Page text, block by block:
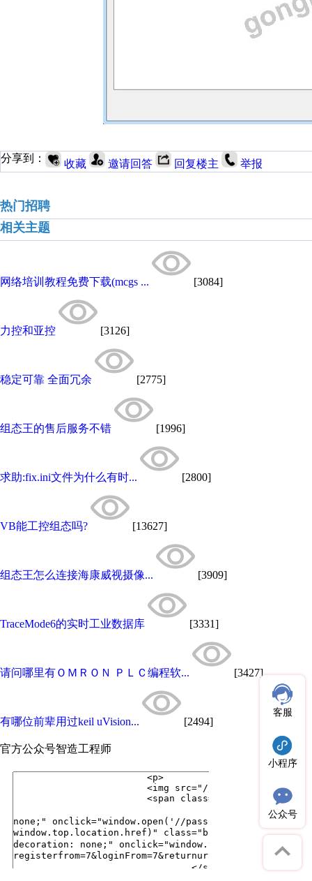
分享到： 收藏 邀请回答 回复楼主 举报
热门招聘
相关主题
网络培训教程免费下载(mcgs ... [3084]
力控和亚控 [3126]
稳定可靠 全面冗余 [2775]
组态王的售后服务不错 [1996]
求助:fix.ini文件为什么有时... [2800]
VB能工控组态吗? [13627]
组态王怎么连接海康威视摄像... [3909]
TraceMode6的实时工业数据库 [3331]
请问哪里有ＯＭＲＯＮ ＰＬＣ编程软... [3427]
有哪位前辈用过keil uVision... [2494]
官方公众号智造工程师
客服
小程序
公众号